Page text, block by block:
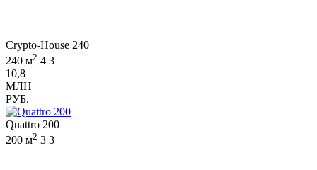
Crypto-House 240
240 м2 4 3
10,8
МЛН
РУБ.
Quattro 200
200 м2 3 3